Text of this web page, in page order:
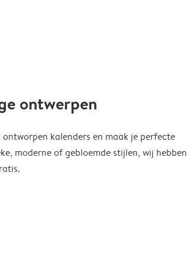
ontwerpen
kalenders en maak je perfecte
moderne of gebloemde stijlen, wij hebben